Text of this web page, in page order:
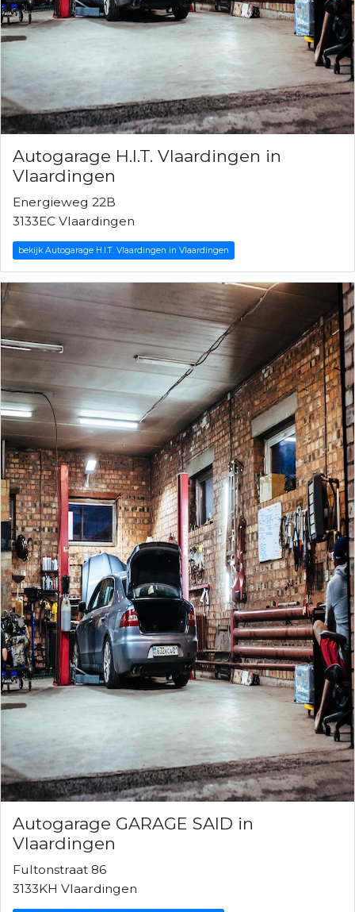
Autogarage H.I.T. Vlaardingen in
Vlaardingen
Energieweg 22B
3133EC Vlaardingen
bekijk Autogarage H.I.T. Vlaardingen in Vlaardingen
Autogarage GARAGE SAID in
Vlaardingen
Fultonstraat 86
3133KH Vlaardingen